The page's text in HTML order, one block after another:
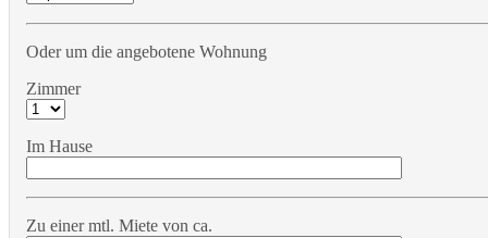
Oder um die angebotene Wohnung
Zimmer
Im Hause
Zu einer mtl. Miete von ca.